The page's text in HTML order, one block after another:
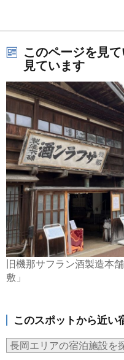
このページを見
見ています
旧機那サフラン酒製造本
敷」
このスポットから近い
長岡エリアの宿泊施設を